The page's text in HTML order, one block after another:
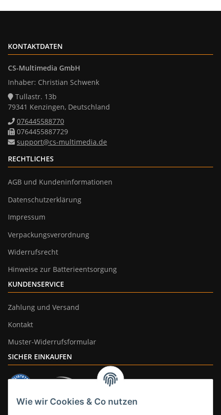
Wie wir Cookies & Co nutzen
KONTAKTDATEN
CS-Multimedia GmbH
Inhaber: Christian Schwenk
Tullastr. 13b
79341 Kenzingen, Deutschland
076445588770
0764455887729
support@cs-multimedia.de
RECHTLICHES
AGB und Kundeninformationen
Datenschutzerklärung
Impressum
Verpackungsverordnung
Widerrufsrecht
Hinweise zur Batterieentsorgung
KUNDENSERVICE
Zahlung und Versand
Kontakt
Muster-Widerrufsformular
SICHER EINKAUFEN